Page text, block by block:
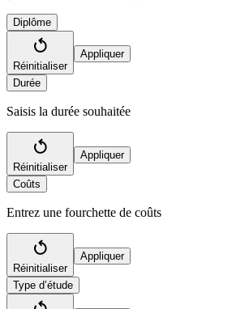
Diplôme
Réinitialiser
Appliquer
Durée
Saisis la durée souhaitée
Réinitialiser
Appliquer
Coûts
Entrez une fourchette de coûts
Réinitialiser
Appliquer
Type d’étude